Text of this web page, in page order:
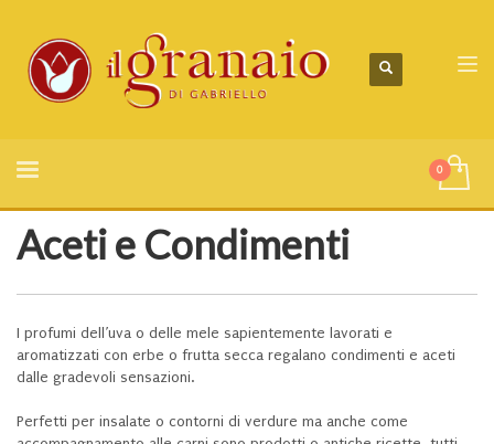
Aceti e Condimenti
I profumi dell’uva o delle mele sapientemente lavorati e
aromatizzati con erbe o frutta secca regalano condimenti e aceti
dalle gradevoli sensazioni.
Perfetti per insalate o contorni di verdure ma anche come